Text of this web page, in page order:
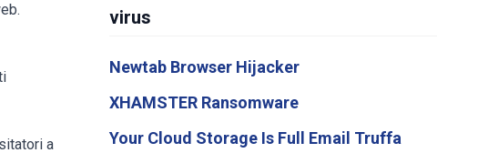
a
virus
Newtab Browser Hijacker
XHAMSTER Ransomware
Your Cloud Storage Is Full Email Truffa